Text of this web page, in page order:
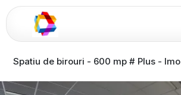
Spatiu de birouri - 600 mp # Plus - Imo